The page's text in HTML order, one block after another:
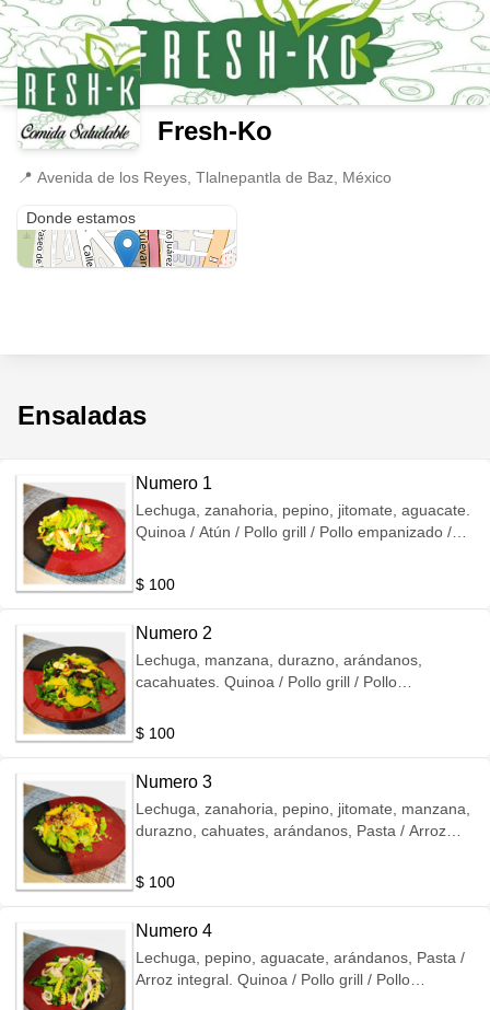
Fresh-Ko
📍 Avenida de los Reyes, Tlalnepantla de Baz, México
Donde estamos
Ensaladas
Numero 1
Lechuga, zanahoria, pepino, jitomate, aguacate.
Quinoa / Atún / Pollo grill / Pollo empanizado /
$ 100
Numero 2
Lechuga, manzana, durazno, arándanos,
cacahuates. Quinoa / Pollo grill / Pollo
cabra.
$ 100
Numero 3
Lechuga, zanahoria, pepino, jitomate, manzana,
durazno, cahuates, arándanos, Pasta / Arroz
Pechuga de pavo / Queso de cabra.
$ 100
Numero 4
Lechuga, pepino, aguacate, arándanos, Pasta /
Arroz integral. Quinoa / Pollo grill / Pollo